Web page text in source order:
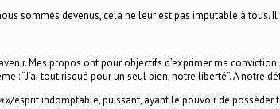
sommes devenus, cela ne leur est pas imputable à tous.
Mes propos ont pour objectifs d’exprimer ma
“J’ai tout risqué pour un seul bien, notre liberté”. A notre
»/esprit indomptable, puissant, ayant le pouvoir de